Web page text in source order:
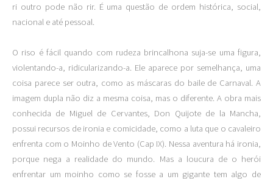
ri outro pode não rir. É uma questão de ordem histórica, social,
nacional e até pessoal.
O riso é fácil quando com rudeza brincalhona suja-se uma figura,
violentando-a, ridicularizando-a. Ele aparece por semelhança, uma
coisa parece ser outra, como as máscaras do baile de Carnaval. A
imagem dupla não diz a mesma coisa, mas o diferente. A obra mais
conhecida de Miguel de Cervantes, Don Quijote de la Mancha,
possui recursos de ironia e comicidade, como a luta que o cavaleiro
enfrenta com o Moinho de Vento (Cap IX). Nessa aventura há ironia,
porque nega a realidade do mundo. Mas a loucura de o herói
enfrentar um moinho como se fosse a um gigante tem algo de